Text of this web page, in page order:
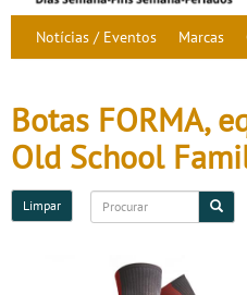
Notícias / Eventos Marcas
Botas FORMA,
Old School
Limpar